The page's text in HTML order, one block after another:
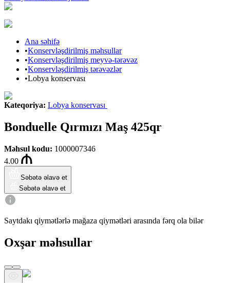
Ana səhifə
•Konservləşdirilmiş məhsullar
•Konservləşdirilmiş meyvə-tərəvəz
•Konservləşdirilmiş tərəvəzlər
•Lobya konservası
Kateqoriya: Lobya konservası
Bonduelle Qırmızı Maş 425qr
Məhsul kodu: 1000007346
4.00
Səbətə əlavə et
Səbətə əlavə et
Saytdakı qiymətlərlə mağaza qiymətləri arasında fərq ola bilər
Oxşar məhsullar